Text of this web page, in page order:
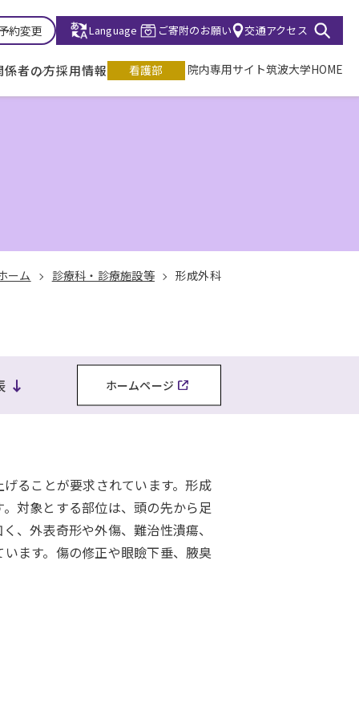
約変更 Language ご寄附のお願い 交通アクセス
係者の方採用情報 看護部 院内専用サイト筑波大学HOME
ーム 診療科・診療施設等 形成外科
ホームページ
ることが要求されています。形成
対象とする部位は、頭の先から足
、外表奇形や外傷、難治性潰瘍、
ます。傷の修正や眼瞼下垂、腋臭